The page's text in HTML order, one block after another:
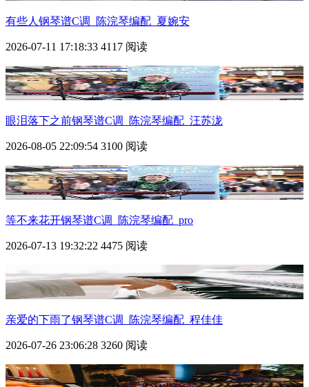
有些人钢琴谱C调_陈浣琴编配_夏婉安
2026-07-11 17:18:33 4117 阅读
眼泪落下之前钢琴谱C调_陈浣琴编配_汪苏泷
2026-08-05 22:09:54 3100 阅读
等不来花开钢琴谱C调_陈浣琴编配_pro
2026-07-13 19:32:22 4475 阅读
亲爱的下雨了钢琴谱C调_陈浣琴编配_程佳佳
2026-07-26 23:06:28 3260 阅读